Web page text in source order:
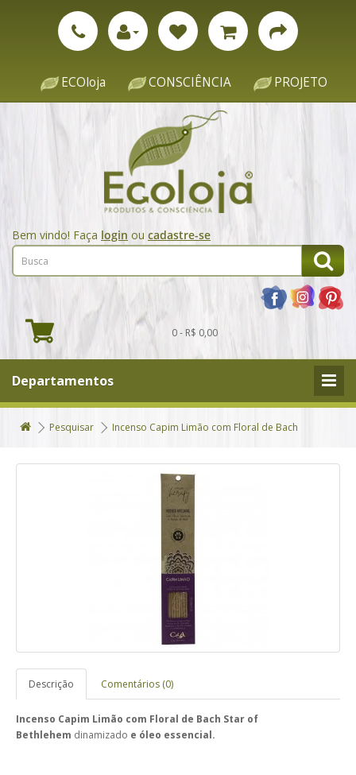
ECOloja CONSCIÊNCIA PROJETO
Bem vindo! Faça login ou cadastre-se
0 - R$ 0,00
Departamentos
Pesquisar Incenso Capim Limão com Floral de Bach
Descrição Comentários (0)
Incenso Capim Limão com Floral de Bach Star of
Bethlehem dinamizado e óleo essencial.